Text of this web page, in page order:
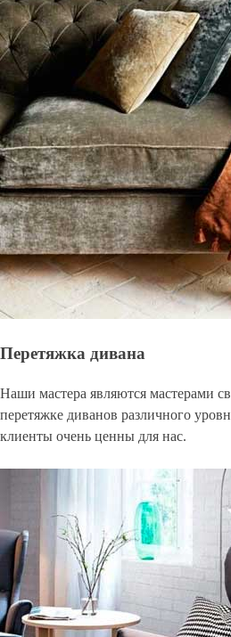
Перетяжка дивана
Наши мастера являются мастерами
перетяжке диванов различного
клиенты очень ценны для нас.